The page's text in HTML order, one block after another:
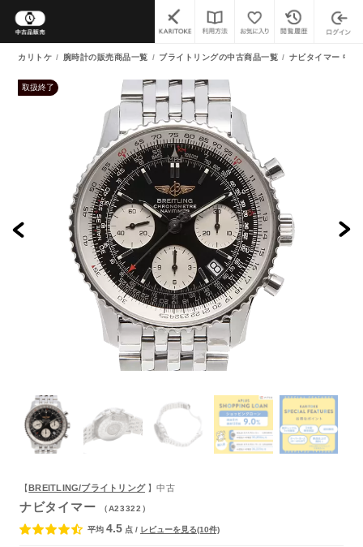
カリトケ 腕時計の販売商品一覧 ブライトリングの中古商品一覧 ナビタイマー 中古
取扱終了
【 BREITLING/ブライトリング】中古
ナビタイマー （A23322）
平均 4.5 点 / レビューを見る(10件)
よくあるご質問